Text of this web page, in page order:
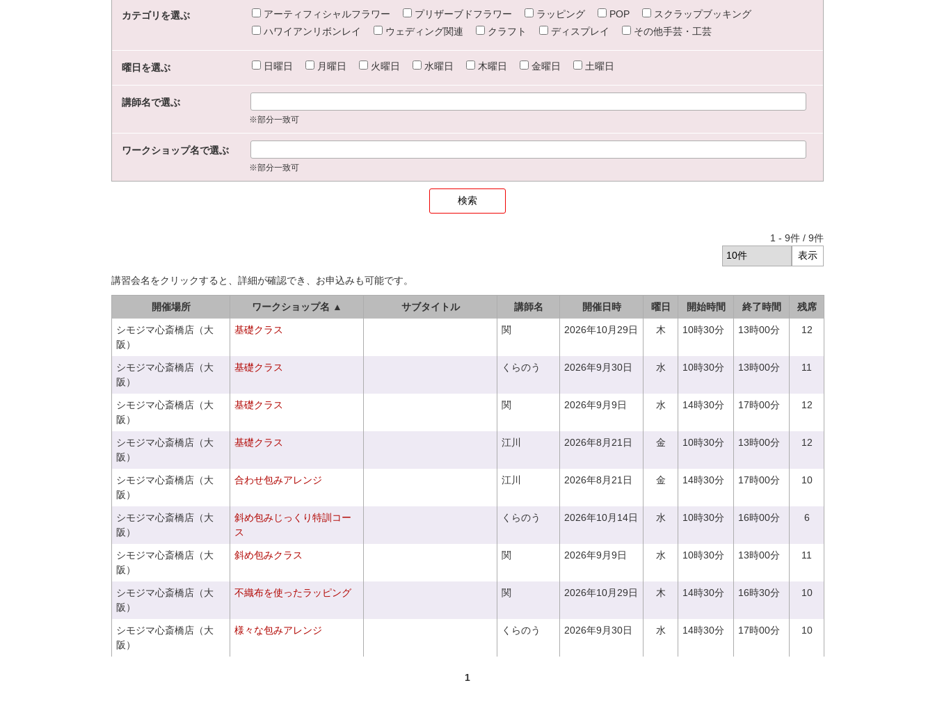
カテゴリを選ぶ アーティフィシャルフラワー プリザーブドフラワー ラッピング POP
スクラップブッキング
ハワイアンリボンレイ
ウェディング関連 クラフト ディスプレイ その他手芸・工芸
曜日を選ぶ 日曜日 月曜日 火曜日 水曜日 木曜日 金曜日 土曜日
講師名で選ぶ
※部分一致可
ワークショップ名で選ぶ
※部分一致可
1 - 9件 / 9件
講習会名をクリックすると、詳細が確認でき、お申込みも可能です。
開催場所 ワークショップ名 ▲ サブタイトル 講師名 開催日時 曜日 開始時間 終了時間 残席
シモジマ心斎橋店（大
阪）
基礎クラス 関 2026年10月29日 木 10時30分 13時00分 12
シモジマ心斎橋店（大
阪）
基礎クラス くらのう 2026年9月30日 水 10時30分 13時00分 11
シモジマ心斎橋店（大
阪）
基礎クラス 関 2026年9月9日 水 14時30分 17時00分 12
シモジマ心斎橋店（大
阪）
基礎クラス 江川 2026年8月21日 金 10時30分 13時00分 12
シモジマ心斎橋店（大
阪）
合わせ包みアレンジ 江川 2026年8月21日 金 14時30分 17時00分 10
シモジマ心斎橋店（大
阪）
斜め包みじっくり特訓コー
ス
くらのう 2026年10月14日 水 10時30分 16時00分 6
シモジマ心斎橋店（大
阪）
斜め包みクラス 関 2026年9月9日 水 10時30分 13時00分 11
シモジマ心斎橋店（大
阪）
不織布を使ったラッピング 関 2026年10月29日 木 14時30分 16時30分 10
シモジマ心斎橋店（大
阪）
様々な包みアレンジ くらのう 2026年9月30日 水 14時30分 17時00分 10
1